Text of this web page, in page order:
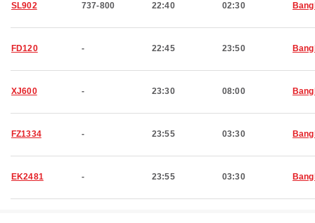
SL902 737-800 22:40 02:30
FD120 - 22:45 23:50
XJ600 - 23:30 08:00
FZ1334 - 23:55 03:30
EK2481 - 23:55 03:30